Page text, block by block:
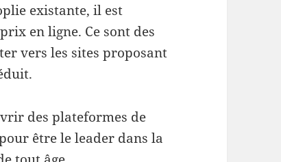
existante, il est
en ligne. Ce sont des
vers les sites proposant
des plateformes de
être le leader dans la